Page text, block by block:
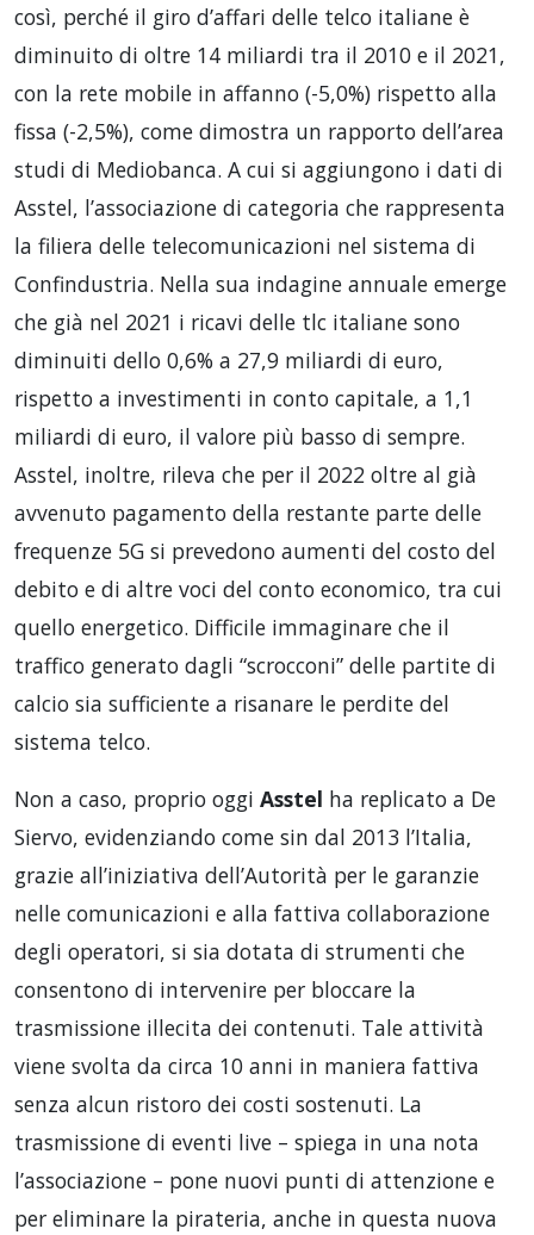
così, perché il giro d’affari delle telco italiane è
diminuito di oltre 14 miliardi tra il 2010 e il 2021,
con la rete mobile in affanno (-5,0%) rispetto alla
fissa (-2,5%), come dimostra un rapporto dell’area
studi di Mediobanca. A cui si aggiungono i dati di
Asstel, l’associazione di categoria che rappresenta
la filiera delle telecomunicazioni nel sistema di
Confindustria. Nella sua indagine annuale emerge
che già nel 2021 i ricavi delle tlc italiane sono
diminuiti dello 0,6% a 27,9 miliardi di euro,
rispetto a investimenti in conto capitale, a 1,1
miliardi di euro, il valore più basso di sempre.
Asstel, inoltre, rileva che per il 2022 oltre al già
avvenuto pagamento della restante parte delle
frequenze 5G si prevedono aumenti del costo del
debito e di altre voci del conto economico, tra cui
quello energetico. Difficile immaginare che il
traffico generato dagli “scrocconi” delle partite di
calcio sia sufficiente a risanare le perdite del
sistema telco.
Non a caso, proprio oggi Asstel ha replicato a De
Siervo, evidenziando come sin dal 2013 l’Italia,
grazie all’iniziativa dell’Autorità per le garanzie
nelle comunicazioni e alla fattiva collaborazione
degli operatori, si sia dotata di strumenti che
consentono di intervenire per bloccare la
trasmissione illecita dei contenuti. Tale attività
viene svolta da circa 10 anni in maniera fattiva
senza alcun ristoro dei costi sostenuti. La
trasmissione di eventi live – spiega in una nota
l’associazione – pone nuovi punti di attenzione e
per eliminare la pirateria, anche in questa nuova